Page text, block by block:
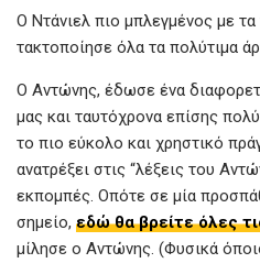
ce
b
o
o
k
tt
er
ail er
s
A
p
p
Ο Ντάνιελ πιο μπλεγμένος με
τακτοποίησε όλα τα πολύτιμα
Ο Αντώνης, έδωσε ένα
μας και ταυτόχρονα επίσης
το πιο εύκολο και χρηστικό
ανατρέξει στις “λέξεις του
εκπομπές. Οπότε σε μία
σημείο, εδώ θα βρείτε όλες
μίλησε ο Αντώνης. (Φυσικά